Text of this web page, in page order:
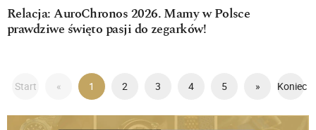
Relacja: AuroChronos 2026. Mamy w Polsce
prawdziwe święto pasji do zegarków!
Start « 1 2 3 4 5 » Koniec